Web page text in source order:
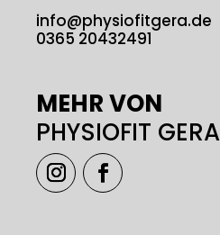
info@physiofitgera.de
0365 20432491
MEHR VON
PHYSIOFIT GERA